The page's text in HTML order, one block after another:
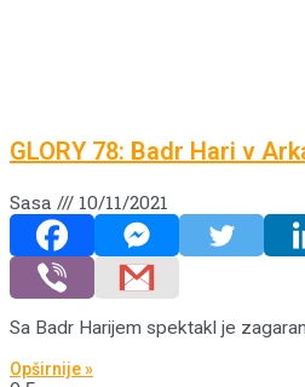
GLORY 78: Badr Hari v
Sasa 10/11/2021
Sa Badr Harijem spektakl je
Opširnije »